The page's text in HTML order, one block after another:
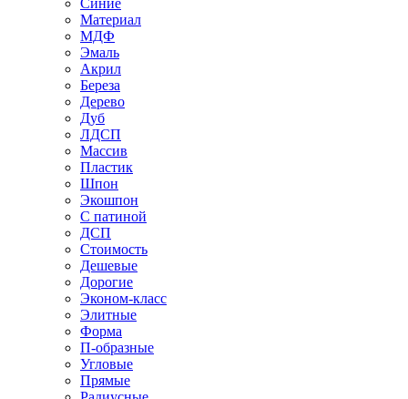
Синие
Материал
МДФ
Эмаль
Акрил
Береза
Дерево
Дуб
ЛДСП
Массив
Пластик
Шпон
Экошпон
С патиной
ДСП
Стоимость
Дешевые
Дорогие
Эконом-класс
Элитные
Форма
П-образные
Угловые
Прямые